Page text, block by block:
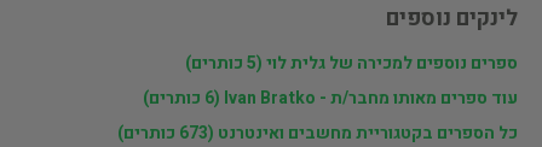
לינקים נוספים
ספרים נוספים למכירה של גלית לוי (5 כותרים)
עוד ספרים מאותו מחבר/ת - Ivan Bratko (6 כותרים)
כל הספרים בקטגוריית מחשבים ואינטרנט (673 כותרים)